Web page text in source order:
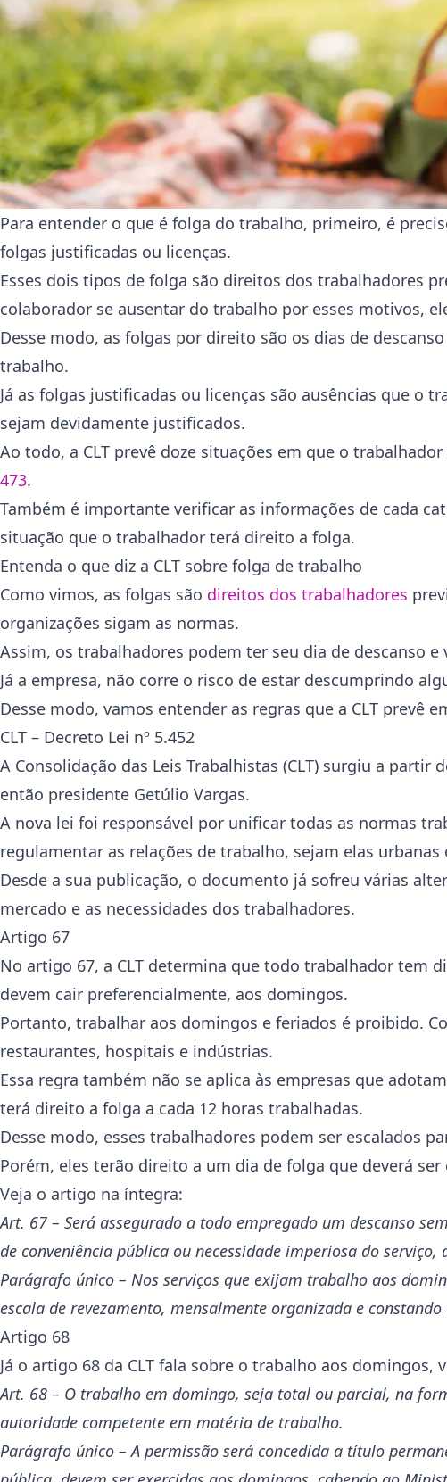
Para entender o que é folga do trabalho, primeiro, é
folgas justificadas ou licenças.
Esses dois tipos de folga são direitos dos trabalhadores
colaborador se ausentar do trabalho por esses motivos,
Desse modo, as folgas por direito são os dias de
trabalho.
Já as folgas justificadas ou licenças são ausências que
sejam devidamente justificados.
Ao todo, a CLT prevê doze situações em que o
473.
Também é importante verificar as informações de cada
situação que o trabalhador terá direito a folga.
Entenda o que diz a CLT sobre folga de trabalho
Como vimos, as folgas são direitos dos trabalhadores
organizações sigam as normas.
Assim, os trabalhadores podem ter seu dia de descanso
Já a empresa, não corre o risco de estar descumprindo
Desse modo, vamos entender as regras que a CLT prevê
CLT – Decreto Lei nº 5.452
A Consolidação das Leis Trabalhistas (CLT) surgiu a partir
então presidente Getúlio Vargas.
A nova lei foi responsável por unificar todas as normas
regulamentar as relações de trabalho, sejam elas urbanas
Desde a sua publicação, o documento já sofreu várias
mercado e as necessidades dos trabalhadores.
Artigo 67
No artigo 67, a CLT determina que todo trabalhador tem
devem cair preferencialmente, aos domingos.
Portanto, trabalhar aos domingos e feriados é proibido.
restaurantes, hospitais e indústrias.
Essa regra também não se aplica às empresas que
terá direito a folga a cada 12 horas trabalhadas.
Desse modo, esses trabalhadores podem ser escalados
Porém, eles terão direito a um dia de folga que deverá
Veja o artigo na íntegra:
Art. 67 – Será assegurado a todo empregado um descanso
de conveniência pública ou necessidade imperiosa do
Parágrafo único – Nos serviços que exijam trabalho aos
escala de revezamento, mensalmente organizada e
Artigo 68
Já o artigo 68 da CLT fala sobre o trabalho aos domingos,
Art. 68 – O trabalho em domingo, seja total ou parcial, na
autoridade competente em matéria de trabalho.
Parágrafo único – A permissão será concedida a título